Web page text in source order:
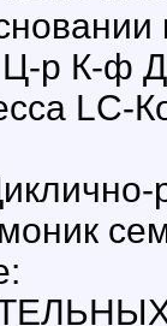
Ц-р К-
LC-